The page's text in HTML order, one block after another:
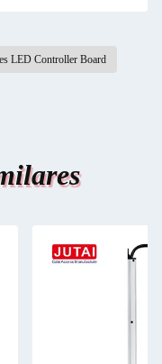
LED Controller Board